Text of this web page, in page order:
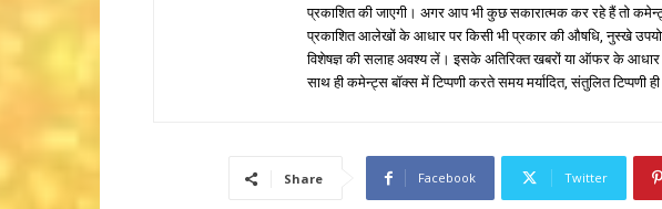
प्रकाशित की जाएगी। अगर आप भी कुछ सकारात्मक कर रहे हैं तो
प्रकाशित आलेखों के आधार पर किसी भी प्रकार की औषधि, नुस्खे उपयोग
विशेषज्ञ की सलाह अवश्य लें। इसके अतिरिक्त खबरों या ऑफर के
साथ ही कमेन्ट्स बॉक्स में टिप्पणी करते समय मर्यादित, संतुलित टिप्पणी
Share Facebook Twitter